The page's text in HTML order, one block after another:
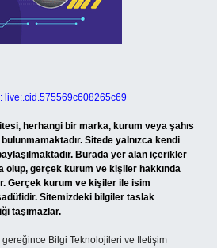
live:.cid.575569c608265c69
herhangi bir marka, kurum veya şahıs
Sitede yalnızca kendi
Burada yer alan içerikler
olup, gerçek kurum ve kişiler hakkında
Gerçek kurum ve kişiler ile isim
Sitemizdeki bilgiler taslak
taşımazlar.
gereğince Bilgi Teknolojileri ve İletişim